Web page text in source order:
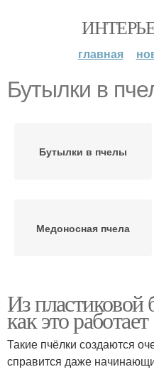
главная
Бутылки в
Бутылки в пчелы
Медоносная пчела
Пчела из пластиковых
бутылок
Из
как это работает
Такие пчёлки создаются
справится даже